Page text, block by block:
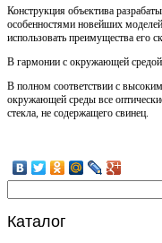
Конструкция объектива
особенностями новейших
использовать преимущества его
В гармонии с окружающей средой
В полном соответствии с
окружающей среды все
стекла, не содержащего свинец.
Каталог